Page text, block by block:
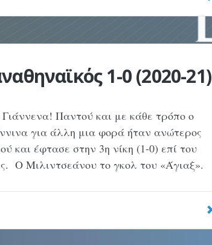
1-0 (2020-21)
Παντού και με κάθε τρόπο ο
για άλλη μια φορά ήταν ανώτερος
και έφτασε στην 3η νίκη (1-0) επί του
Ο Μιλιντσεάνου το γκολ του «Άγιαξ».